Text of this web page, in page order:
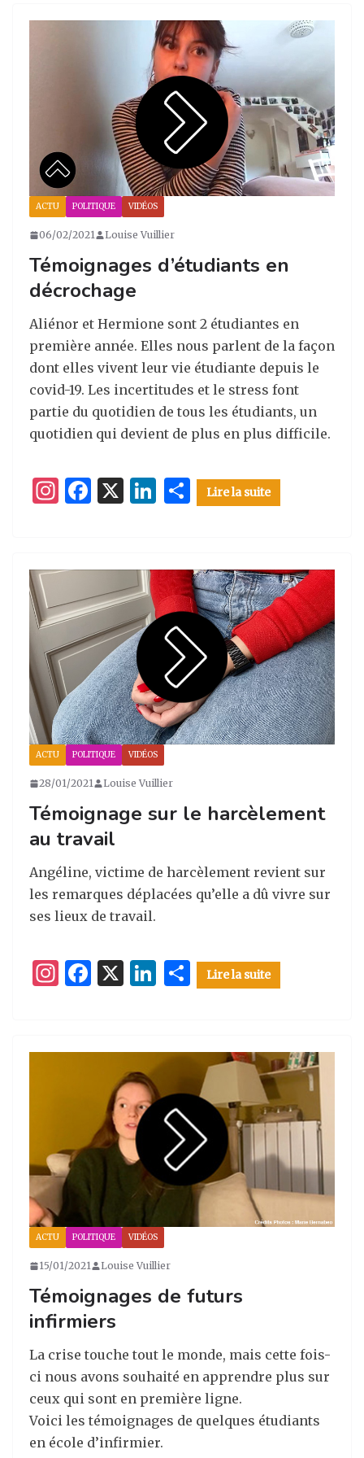
a e
o
o
k
e
dI
n
g
er
ACTU POLITIQUE VIDÉOS
06/02/2021 Louise Vuillier
Témoignages d’étudiants en
décrochage
Aliénor et Hermione sont 2 étudiantes en
première année. Elles nous parlent de la façon
dont elles vivent leur vie étudiante depuis le
covid-19. Les incertitudes et le stress font
partie du quotidien de tous les étudiants, un
quotidien qui devient de plus en plus difficile.
I
a
g
ra
m
F
e
b
o
o
k
X
Li
e
dI
n
P
ar
g
er
Lire la suite
ACTU POLITIQUE VIDÉOS
28/01/2021 Louise Vuillier
Témoignage sur le harcèlement
au travail
Angéline, victime de harcèlement revient sur
les remarques déplacées qu’elle a dû vivre sur
ses lieux de travail.
I
a
F
e
o
o
k
X
Li
e
dI
n
P
ar
g
er
Lire la suite
ACTU POLITIQUE VIDÉOS
15/01/2021 Louise Vuillier
Témoignages de futurs
infirmiers
La crise touche tout le monde, mais cette fois-
ci nous avons souhaité en apprendre plus sur
ceux qui sont en première ligne.
Voici les témoignages de quelques étudiants
en école d’infirmier.